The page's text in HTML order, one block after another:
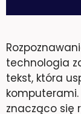
technologia
tekst, która
znacząco się